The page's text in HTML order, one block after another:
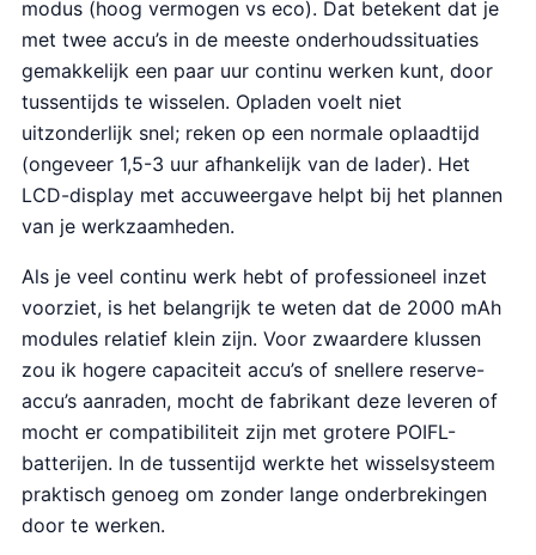
modus (hoog vermogen vs eco). Dat betekent dat je
met twee accu’s in de meeste onderhoudssituaties
gemakkelijk een paar uur continu werken kunt, door
tussentijds te wisselen. Opladen voelt niet
uitzonderlijk snel; reken op een normale oplaadtijd
(ongeveer 1,5-3 uur afhankelijk van de lader). Het
LCD-display met accuweergave helpt bij het plannen
van je werkzaamheden.
Als je veel continu werk hebt of professioneel inzet
voorziet, is het belangrijk te weten dat de 2000 mAh
modules relatief klein zijn. Voor zwaardere klussen
zou ik hogere capaciteit accu’s of snellere reserve-
accu’s aanraden, mocht de fabrikant deze leveren of
mocht er compatibiliteit zijn met grotere POIFL-
batterijen. In de tussentijd werkte het wisselsysteem
praktisch genoeg om zonder lange onderbrekingen
door te werken.